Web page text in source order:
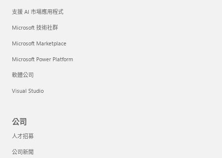
支援 AI 市場應用程式
Microsoft 技術社群
Microsoft Marketplace
Microsoft Power Platform
軟體公司
Visual Studio
公司
人才招募
公司新聞